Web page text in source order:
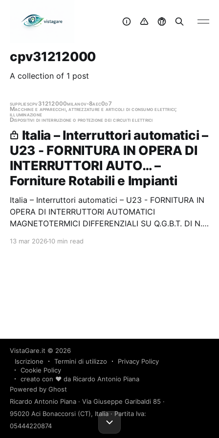
cpv31212000
A collection of 1 post
suppliescpv31212000milanov-8aec0d7
Macchine e apparecchi, attrezzature e articoli di consumo elettrici;
illuminazione
Dispositivi di interruzione o protezione dei circuiti elettrici
Italia – Interruttori automatici –
U23 - FORNITURA IN OPERA DI
INTERRUTTORI AUTO… –
Forniture Rotabili e Impianti
Italia – Interruttori automatici – U23 - FORNITURA IN
OPERA DI INTERRUTTORI AUTOMATICI
MAGNETOTERMICI DIFFERENZIALI SU Q.G.B.T. DI N.
13 mar 2026 10 min read
VistaGare.it © 2026
Iscrizione
Termini di utilizzo
Privacy Policy
Cookie Policy
creato con ❤️ da Ricardo Antonio Piana
Powered by Ghost
Ricardo Antonio Piana · Via Giuseppe Garibaldi 85 ·
95020 Aci Bonaccorsi (CT), Italia · Partita Iva:
05444220874